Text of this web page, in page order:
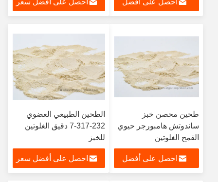
احصل على أفضل
احصل على أفضل سعر
طحين محصن خبز
ساندوتش هامبورجر حيوي
القمح الغلوتين
احصل على أفضل
الطحين الطبيعي العضوي
232-317-7 دقيق الغلوتين
للخبز
احصل على أفضل سعر